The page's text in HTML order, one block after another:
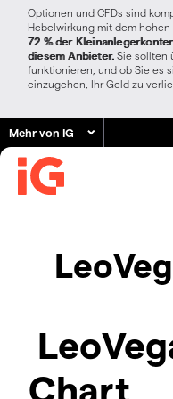
Optionen und CFDs sind
Hebelwirkung mit dem
72 % der
diesem Anbieter. Sie sollten
funktionieren, und ob Sie es
einzugehen, Ihr Geld zu
Mehr von IG
Chart